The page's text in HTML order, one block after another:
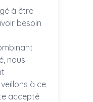
à être
besoin
nous
à ce
accepté